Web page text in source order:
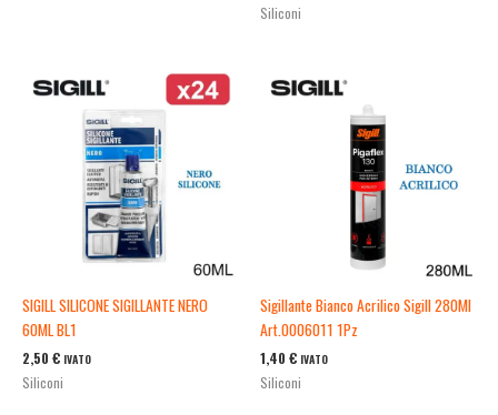
Siliconi
SIGILL SILICONE SIGILLANTE NERO
60ML BL1
2,50 € IVATO
Siliconi
Sigillante Bianco Acrilico Sigill 280Ml
Art.0006011 1Pz
1,40 € IVATO
Siliconi